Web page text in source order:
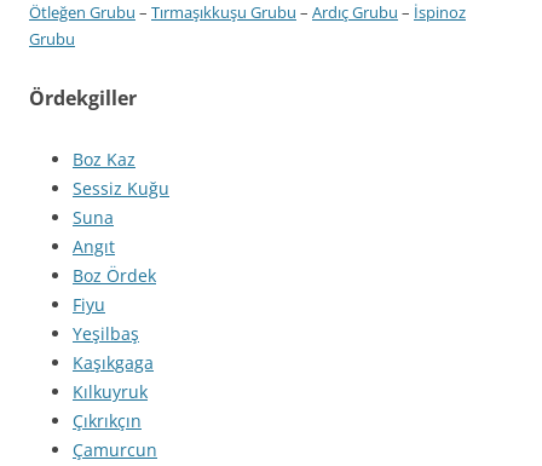
Ötleğen Grubu – Tırmaşıkkuşu Grubu – Ardıç Grubu – İspinoz
Grubu
Ördekgiller
Boz Kaz
Sessiz Kuğu
Suna
Angıt
Boz Ördek
Fiyu
Yeşilbaş
Kaşıkgaga
Kılkuyruk
Çıkrıkçın
Çamurcun